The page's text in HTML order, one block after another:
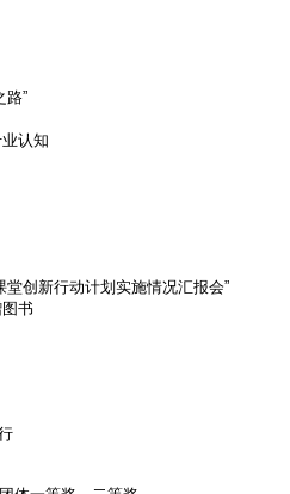
路”
认知
创新行动计划实施情况汇报会”
书